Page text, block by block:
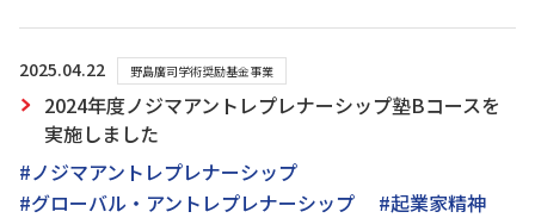
2025.04.22 野島廣司学術奨励基金事業
2024年度ノジマアントレプレナーシップ塾Bコースを
実施しました
#ノジマアントレプレナーシップ
#グローバル・アントレプレナーシップ
#起業家精神